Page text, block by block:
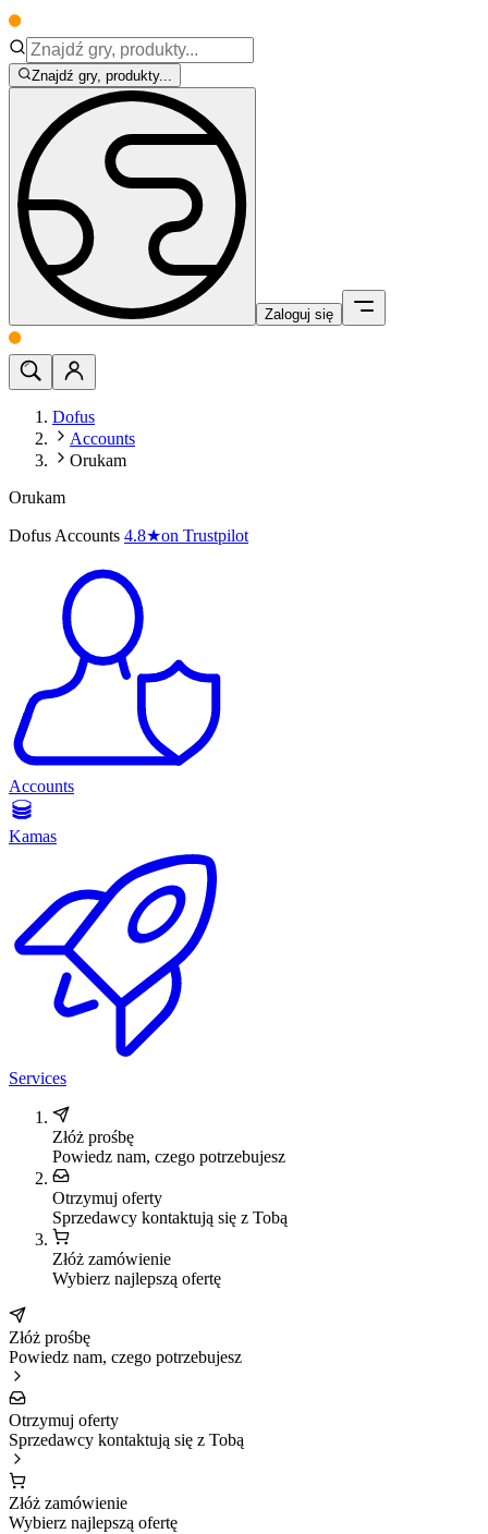
Znajdź gry, produkty...
Zaloguj się
Dofus
Accounts
Orukam
Orukam
Dofus Accounts 4.8★on Trustpilot
Accounts
Kamas
Services
Złóż prośbę
Powiedz nam, czego potrzebujesz
Otrzymuj oferty
Sprzedawcy kontaktują się z Tobą
Złóż zamówienie
Wybierz najlepszą ofertę
Złóż prośbę
Powiedz nam, czego potrzebujesz
Otrzymuj oferty
Sprzedawcy kontaktują się z Tobą
Złóż zamówienie
Wybierz najlepszą ofertę